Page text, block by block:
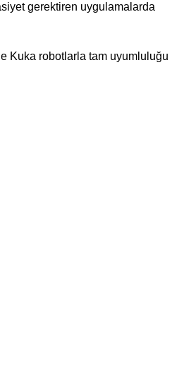
gerektiren uygulamalarda
Kuka robotlarla tam uyumluluğu